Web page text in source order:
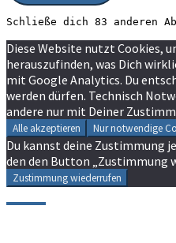
Schließe dich 83 anderen
Diese Website nutzt Cookies,
herauszufinden, was Dich
mit Google Analytics. Du
werden dürfen. Technisch
andere nur mit Deiner
Alle akzeptieren Nur notwendige
Du kannst deine Zustimmung
den den Button „Zustimmung
Zustimmung wiederrufen